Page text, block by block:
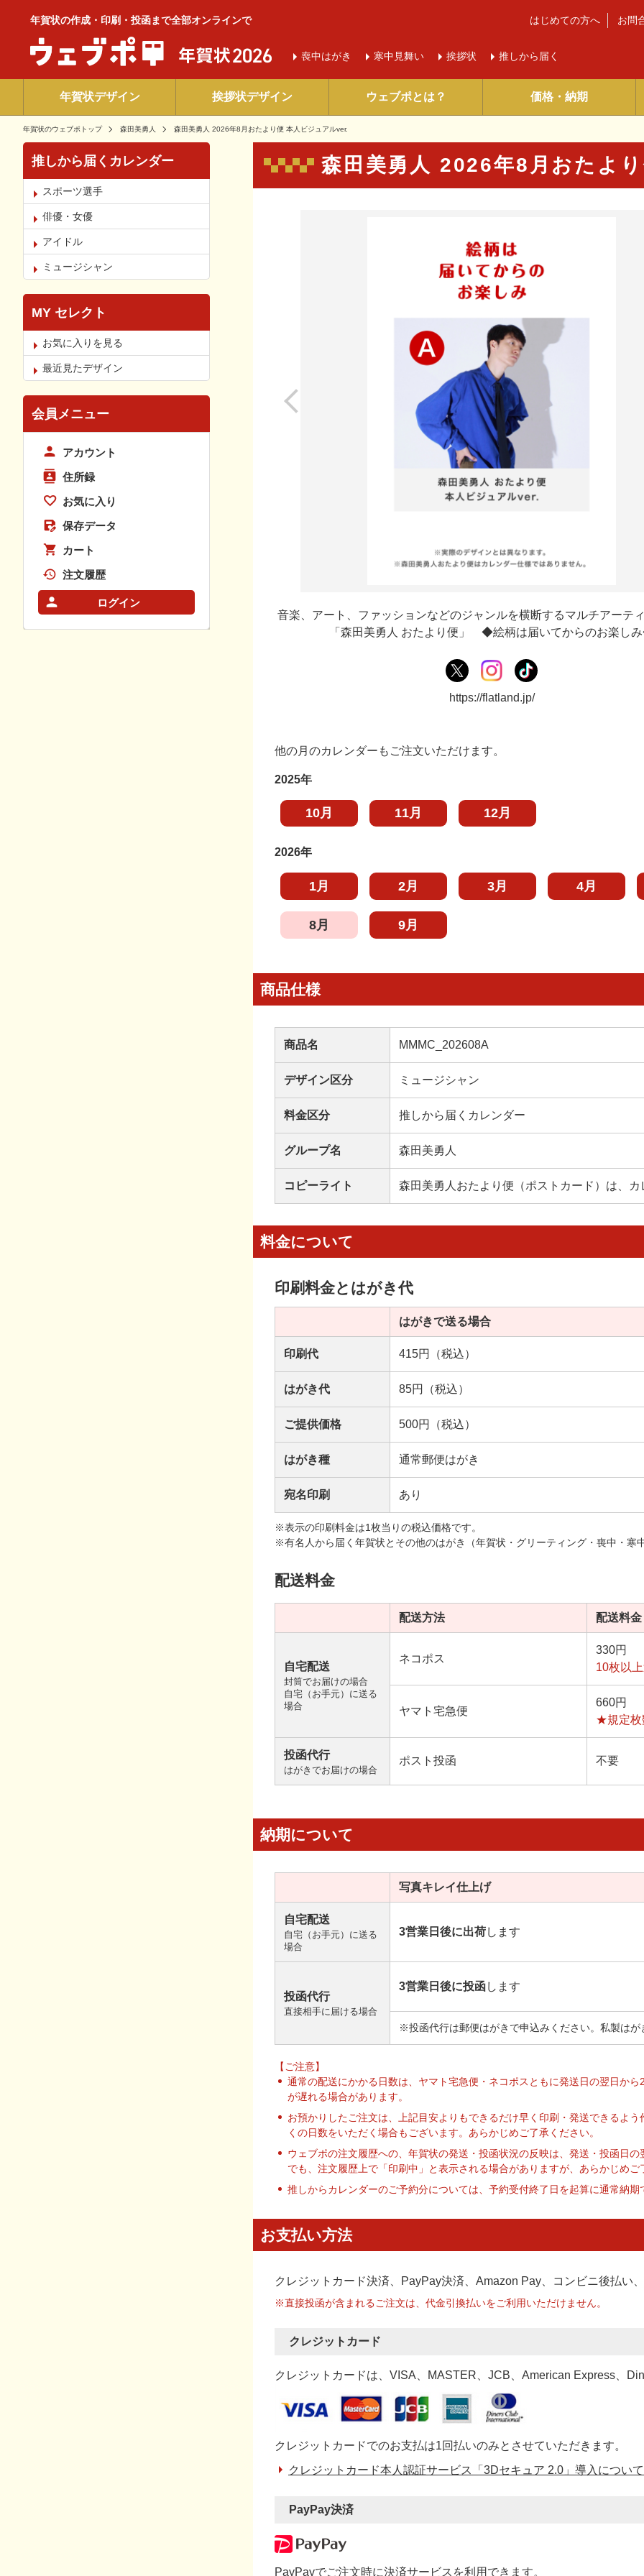
年賀状の作成・印刷・投函まで全部オンラインで
喪中はがき 寒中 見舞い 挨拶状 推しから届く
はじめての方へ お問
年賀状デザイン 挨拶状デザイン ウェブポとは？ 価格・納期
年賀状のウェブポトップ 森田美勇人 森田美勇人 2026年8月おたより便 本人ビジュアルver.
森田美勇人 2026年8月おたよ
音楽、アート、ファッションなどのジャンルを横断するマルチアーテ
「森田美勇人 おたより便」 ◆絵柄は届いてからのお楽し
https://flatland.jp/
他の月のカレンダーもご注文いただけます。
2025年
10月 11月 12月
2026年
1月 2月 3月 4月
8月 9月
商品仕様
商品名 MMMC_202608A
デザイン区分 ミュージシャン
料金区分 推しから届くカレンダー
グループ名 森田美勇人
コピーライト 森田美勇人おたより便（ポストカード）は、
料金について
印刷料金とはがき代
はがきで送る場合
印刷代 415円（税込）
はがき代 85円（税込）
ご提供価格 500円（税込）
はがき種 通常郵便はがき
宛名印刷 あり
※表示の印刷料金は1枚当りの税込価格です。
※有名人から届く年賀状とその他のはがき（年賀状・グリーティング・喪中・寒
配送料金
配送方法 配送料金
自宅配送
封筒でお届けの場合
自宅（お手元）に送る
場合
ネコポス
330円
10枚以
ヤマト宅急便
660円
★規定枚
投函代行
はがきでお届けの場合
ポスト投函 不要
納期について
写真キレイ仕上げ
自宅配送
自宅（お手元）に送る
場合
3営業日後に出荷します
投函代行
直接相手に届ける場合
3営業日後に投函します
※投函代行は郵便はがきで申込みください。私製はが
【ご注意】
通常の配送にかかる日数は、ヤマト宅急便・ネコポスともに発送日の翌日か
が遅れる場合があります。
お預かりしたご注文は、上記目安よりもできるだけ早く印刷・発送できるよ
くの日数をいただく場合もございます。あらかじめご了承ください。
ウェブポの注文履歴への、年賀状の発送・投函状況の反映は、発送・投函日
でも、注文履歴上で「印刷中」と表示される場合がありますが、あらかじめご
推しからカレンダーのご予約分については、予約受付終了日を起算に通常納期
お支払い方法
クレジットカード決済、PayPay決済 、Amazon Pay、コンビニ後払い
※直接投函が含まれるご注文は、代金引換払いをご利用いただけません。
クレジットカード
クレジットカードは、VISA、MASTER、JCB、American Express、
クレジットカードでのお支払は1回払いのみとさせていただきます。
クレジットカード本人認証サービス「3Dセキュア 2.0」導入について
PayPay決済
PayPayでご注文時に決済サービスを利用できます。
推しから届くカレンダー
スポーツ選手
俳優・女優
アイドル
ミュージシャン
MY セレクト
お気に入りを見る
最近見たデザイン
会員メニュー
アカウント
住所録
お気に入り
保存データ
カート
注文履歴
ログイン